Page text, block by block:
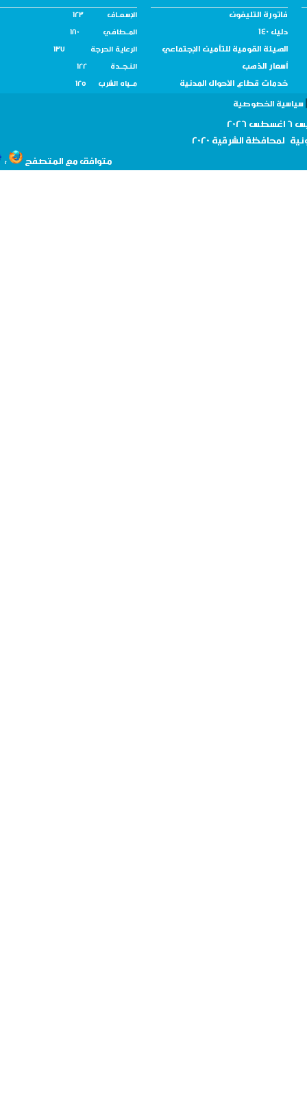
فاتورة التليفون الإسـعــاف 123
دليل 140 المــطافـي 180
الهيئة القومية للتأمين الإجتماعي الرعاية الحرجة 137
أسعار الذهب النـجــدة 122
خدمات قطاع الأحوال المدنية مــياه الشرب 125
الخصوصية
لمحافظةالشرقية 2020
متوافق مع المتصفح ،